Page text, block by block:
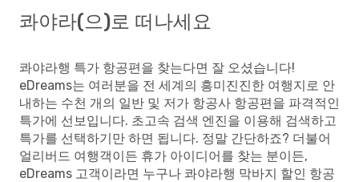
콰야라(으)로 떠나세요
콰야라행 특가 항공편을 찾는다면 잘 오셨습니다!
eDreams는 여러분을 전 세계의 흥미진진한 여행지로 안
내하는 수천 개의 일반 및 저가 항공사 항공편을 파격적인
특가에 선보입니다. 초고속 검색 엔진을 이용해 검색하고
특가를 선택하기만 하면 됩니다. 정말 간단하죠? 더불어
얼리버드 여행객이든 휴가 아이디어를 찾는 분이든,
eDreams 고객이라면 누구나 콰야라행 막바지 할인 항공